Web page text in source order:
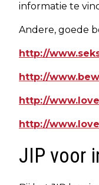
informatie te
Andere, goede
http://
http://
http://
http://
JIP voor